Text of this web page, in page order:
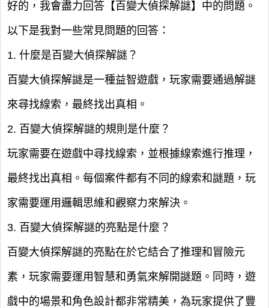
好的，我會盡力回答【百變大偵探解謎】中的問題。
以下是我對一些常見問題的回答：
1. 什麼是百變大偵探解謎？
百變大偵探解謎是一種益智遊戲，玩家需要通過解謎
來尋找線索，最終找出真相。
2. 百變大偵探解謎的規則是什麼？
玩家需要在遊戲中尋找線索，並根據線索進行推理，
最終找出真相。每個案件都有不同的線索和謎題，玩
家需要運用邏輯思維和觀察力來解決。
3. 百變大偵探解謎的亮點是什麼？
百變大偵探解謎的亮點在於它結合了推理和冒險元
素，玩家需要運用智慧和勇氣來解開謎題。同時，遊
戲中的場景和角色設計都非常精美，為玩家提供了豐